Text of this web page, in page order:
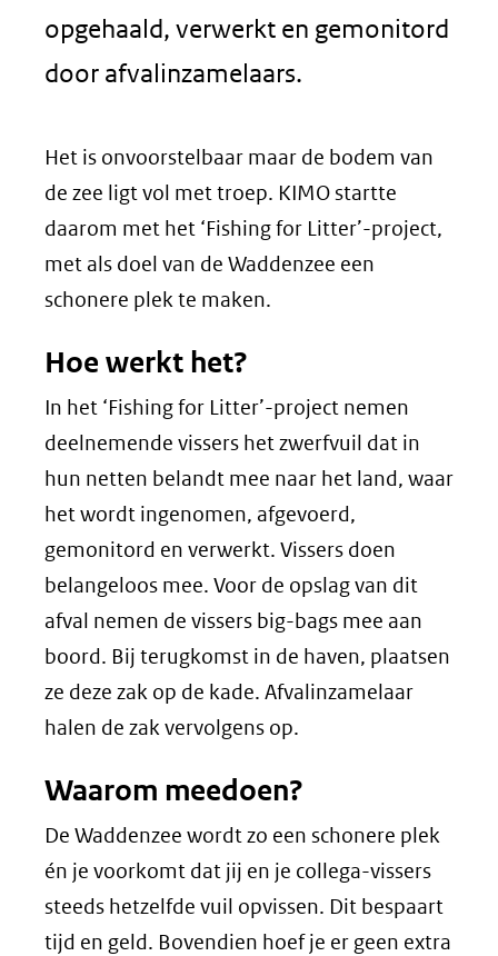
opgehaald, verwerkt en gemonitord
door afvalinzamelaars.
Het is onvoorstelbaar maar de bodem van
de zee ligt vol met troep. KIMO startte
daarom met het ‘Fishing for Litter’-project,
met als doel van de Waddenzee een
schonere plek te maken.
Hoe werkt het?
In het ‘Fishing for Litter’-project nemen
deelnemende vissers het zwerfvuil dat in
hun netten belandt mee naar het land, waar
het wordt ingenomen, afgevoerd,
gemonitord en verwerkt. Vissers doen
belangeloos mee. Voor de opslag van dit
afval nemen de vissers big-bags mee aan
boord. Bij terugkomst in de haven, plaatsen
ze deze zak op de kade. Afvalinzamelaar
halen de zak vervolgens op.
Waarom meedoen?
De Waddenzee wordt zo een schonere plek
én je voorkomt dat jij en je collega-vissers
steeds hetzelfde vuil opvissen. Dit bespaart
tijd en geld. Bovendien hoef je er geen extra